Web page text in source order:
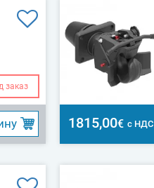
заказ
1815,00€ с НДС